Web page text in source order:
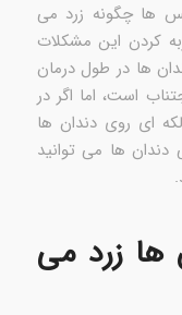
ها چگونه زرد می
کردن این مشکلات
ها در طول درمان
است، اما اگر در
ای روی دندان ها
ها می توانید
ها زرد می